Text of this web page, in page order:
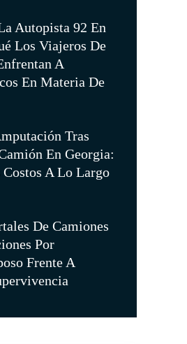
Autopista 92 En
Los Viajeros De
A
En Materia De
Tras
En Georgia:
A Lo Largo
De Camiones
Por
Frente A